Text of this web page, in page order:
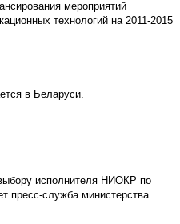
мероприятий
технологий на 2011-2015
в Беларуси.
исполнителя НИОКР по
пресс-служба министерства.